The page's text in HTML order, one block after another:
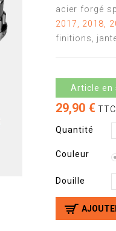
acier forgé
2017, 2018,
finitions,
Article en
29,90 € TTC
Quantité
Couleur
Douille